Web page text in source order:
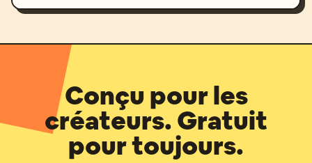
Conçu pour les
créateurs. Gratuit
pour toujours.